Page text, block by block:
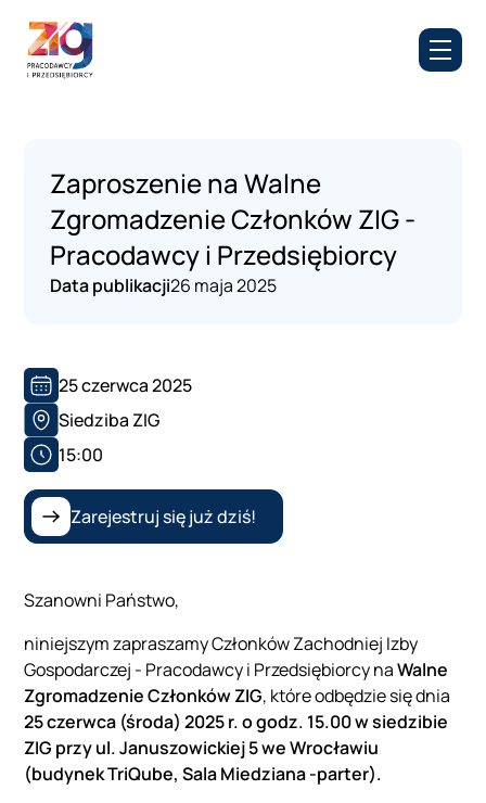
Zaproszenie na Walne
Zgromadzenie Członków ZIG -
Pracodawcy i Przedsiębiorcy
Data publikacji26 maja 2025
25 czerwca 2025
Siedziba ZIG
15:00
Zarejestruj się już dziś!
Szanowni Państwo,
niniejszym zapraszamy Członków Zachodniej Izby
Gospodarczej - Pracodawcy i Przedsiębiorcy naWalne
Zgromadzenie Członków ZIG, które odbędzie się dnia
25 czerwca (środa) 2025 r. o godz. 15.00 w siedzibie
ZIG przy ul. Januszowickiej 5 we Wrocławiu
(budynek TriQube, Sala Miedziana -parter).